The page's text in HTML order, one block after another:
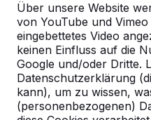
Über unsere Website
von YouTube und
eingebettetes Video
keinen Einfluss auf die
Google und/oder Dritte.
Datenschutzerklärung
kann), um zu wissen,
(personenbezogenen)
Kontakt